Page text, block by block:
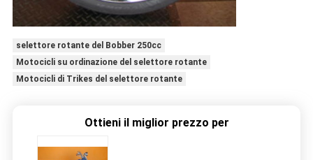
selettore rotante del Bobber 250cc
Motocicli su ordinazione del selettore rotante
Motocicli di Trikes del selettore rotante
Ottieni il miglior prezzo per